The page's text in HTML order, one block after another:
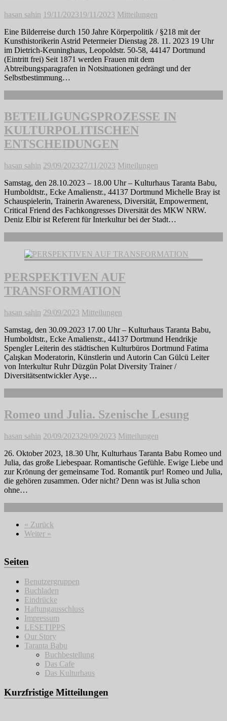
hasan sahin 19/11/202319/11/2023 Mitteilungen
Eine Bilderreise durch 150 Jahre Körperpolitik / §218 mit der
Kunsthistorikerin Astrid Petermeier Dienstag 28. 11. 2023 19 Uhr
im Dietrich-Keuninghaus, Leopoldstr. 50-58, 44147 Dortmund
(Eintritt frei) Seit 1871 werden Frauen mit dem
Abtreibungsparagrafen in Notsituationen gedrängt und der
Selbstbestimmung…
BETEILIGUNGSPROZESSE IN
KULTURPOLITISCHEN
ENTSCHEIDUNGEN
hasan sahin 29/09/202327/11/2023 Mitteilungen
Samstag, den 28.10.2023 – 18.00 Uhr – Kulturhaus Taranta Babu,
Humboldtstr., Ecke Amalienstr., 44137 Dortmund Michelle Bray ist
Schauspielerin, Trainerin Awareness, Diversität, Empowerment,
Critical Friend des Fachkongresses Diversität des MKW NRW.
Deniz Elbir ist Referent für Interkultur bei der Stadt…
PERSPEKTIVEN AUF
TRANSFORMATION
hasan sahin 29/09/2023 Mitteilungen
Samstag, den 30.09.2023 17.00 Uhr – Kulturhaus Taranta Babu,
Humboldtstr., Ecke Amalienstr., 44137 Dortmund Hendrikje
Spengler Leiterin des städtischen Kulturbüros Dortmund Fatima
Çalışkan Moderatorin, Künstlerin und Autorin Can Gülcü Leiter
von Interkultur Ruhr Düzgün Polat Diversity Trainer /
Diversitätsentwickler Ayşe…
Romeo und Julia. Szenische Lesung
hasan sahin 20/09/202329/09/2023 Mitteilungen
26. Oktober 2023, 18.30 Uhr, Kulturhaus Taranta Babu Romeo und
Julia, das große Liebespaar. Romantische Gefühle. Ewige Liebe und
zur Krönung der gemeinsame Tod. Romantik pur! Romeo und Julia,
die gehören zusammen. Oder nicht? Denn was ist Julia schon
ohne…
« Zurück
Weiter »
Seiten
Benutzergruppen
Buchladen
Eindrücke
Haftungausschluss
Impressum
LESETIPPS
Our Story
Taranta Babu
Buchbestellung
Das Cafe
Das Kulturhaus
Kurzfristige Mitteilungen